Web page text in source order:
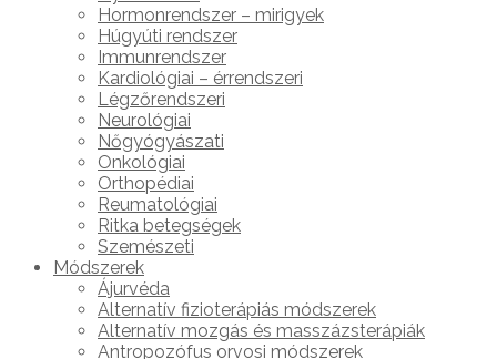
Hormonrendszer – mirigyek
Húgyúti rendszer
Immunrendszer
Kardiológiai – érrendszeri
Légzőrendszeri
Neurológiai
Nőgyógyászati
Onkológiai
Orthopédiai
Reumatológiai
Ritka betegségek
Szemészeti
Módszerek
Ájurvéda
Alternatív fizioterápiás módszerek
Alternatív mozgás és masszázsterápiák
Antropozófus orvosi módszerek